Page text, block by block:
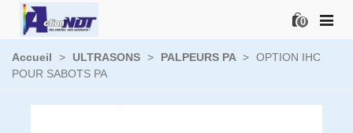
0
Accueil > ULTRASONS > PALPEURS PA > OPTION IHC
POUR SABOTS PA